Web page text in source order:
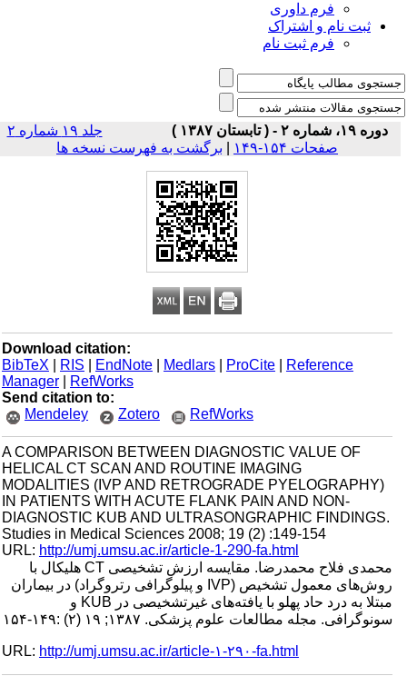
فرم داوری
ثبت نام و اشتراک
فرم ثبت نام
دوره ۱۹، شماره ۲ - ( تابستان ۱۳۸۷ )
جلد ۱۹ شماره ۲
صفحات ۱۵۴-۱۴۹
| برگشت به فهرست نسخه ها
Download citation:
BibTeX
| RIS |EndNote |Medlars |ProCite |Reference
Manager
|RefWorks
Send citation to:
Mendeley
Zotero RefWorks
A COMPARISON BETWEEN DIAGNOSTIC VALUE OF
HELICAL CT SCAN AND ROUTINE IMAGING
MODALITIES (IVP AND RETROGRADE PYELOGRAPHY)
IN PATIENTS WITH ACUTE FLANK PAIN AND NON-
DIAGNOSTIC KUB AND ULTRASONGRAPHIC FINDINGS.
Studies in Medical Sciences 2008; 19 (2) :149-154
URL:http://umj.umsu.ac.ir/article-1-290-fa.html
محمدی فلاح محمدرضا. مقایسه ارزش تشخیصی CT هلیکال با
روش‌های معمول تشخیص (IVP و پیلوگرافی رتروگراد) در بیماران
مبتلا به درد حاد پهلو با یافته‌های غیرتشخیصی در KUB و
سونوگرافی. مجله مطالعات علوم پزشکی. ۱۳۸۷; ۱۹ (۲) :۱۴۹-۱۵۴
URL:http://umj.umsu.ac.ir/article-۱-۲۹۰-fa.html